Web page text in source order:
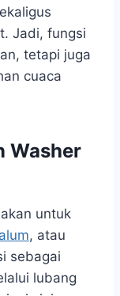
Jadi, fungsi
tetapi juga
cuaca
Washer
untuk
, atau
sebagai
lubang